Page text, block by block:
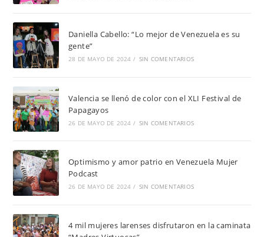
Daniella Cabello: “Lo mejor de Venezuela es su
gente”
28 DE MAYO DE 2024 / SIN COMENTARIOS
Valencia se llenó de color con el XLI Festival de
Papagayos
26 DE MAYO DE 2024 / SIN COMENTARIOS
Optimismo y amor patrio en Venezuela Mujer
Podcast
26 DE MAYO DE 2024 / SIN COMENTARIOS
4 mil mujeres larenses disfrutaron en la caminata